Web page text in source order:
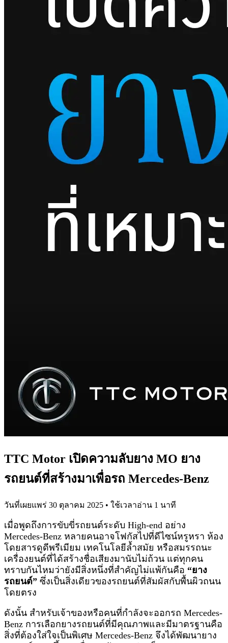
TTC Motor เปิดความลับยาง MO ยาง
รถยนต์ที่สร้างมาเพื่อรถ Mercedes-Benz
วันที่เผยแพร่ 30 ตุลาคม 2025 • ใช้เวลาอ่าน 1 นาที
เมื่อพูดถึงการขับขี่รถยนต์ระดับ High-end อย่าง
Mercedes-Benz หลายคนอาจโฟกัสไปที่ดีไซน์หรูหรา ห้อง
โดยสารดูดีพรีเมียม เทคโนโลยีล้ำสมัย หรือสมรรถนะ
เครื่องยนต์ที่ได้สร้างชื่อเสียงมานับไม่ถ้วน แต่ทุกคน
ทราบกันไหมว่ายังมีสิ่งหนึ่งที่สำคัญไม่แพ้กันคือ “ยาง
รถยนต์” ซึ่งเป็นสิ่งเดียวของรถยนต์ที่สัมผัสกับพื้นผิวถนน
โดยตรง
ดังนั้น สำหรับเจ้าของหรือคนที่กำลังจะออกรถ Mercedes-
Benz การเลือกยางรถยนต์ที่มีคุณภาพและมีมาตรฐานคือ
สิ่งที่ต้องใส่ใจเป็นพิเศษ Mercedes-Benz จึงได้พัฒนายาง